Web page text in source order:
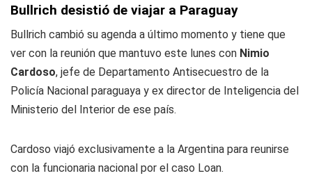
Bullrich desistió de viajar a Paraguay
Bullrich cambió su agenda a último momento y tiene que
ver con la reunión que mantuvo este lunes con Nimio
Cardoso, jefe de Departamento Antisecuestro de la
Policía Nacional paraguaya y ex director de Inteligencia del
Ministerio del Interior de ese país.
Cardoso viajó exclusivamente a la Argentina para reunirse
con la funcionaria nacional por el caso Loan.